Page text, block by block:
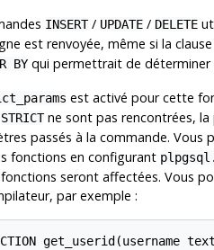
INSERT/ UPDATE/ DELETE
est renvoyée, même si la
BYqui permettrait de déterminer
est activé pour cette
STRICTne sont pas rencontrées,
passés à la commande.
fonctions en configurant
seront affectées. Vous
par exemple :
get_userid(username